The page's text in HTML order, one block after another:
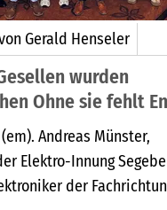
Gerald Henseler
wurden
Ohne sie fehlt
Andreas Münster,
Elektro-Innung
der